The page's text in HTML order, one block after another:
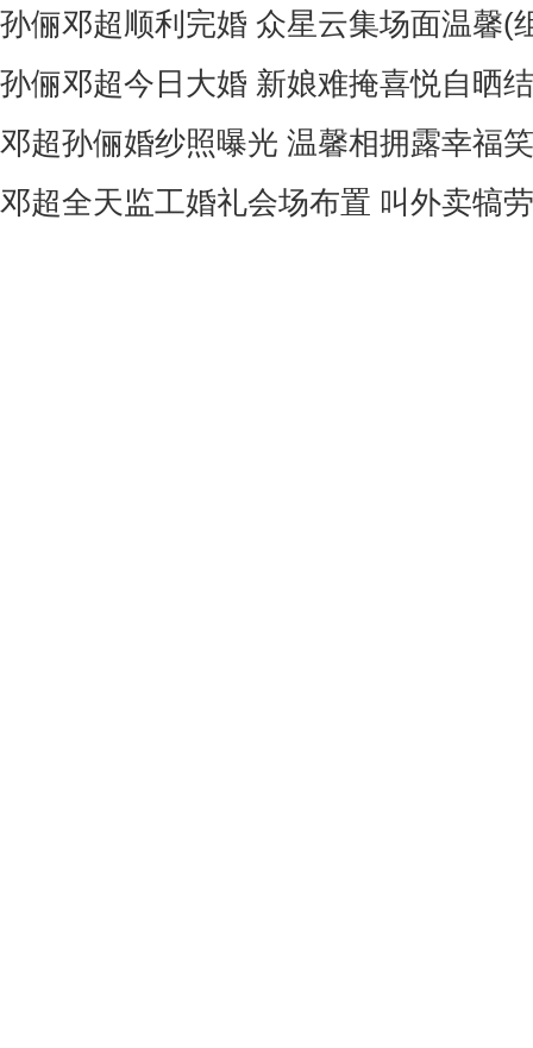
孙俪邓超顺利完婚 众星云集场面温馨(
孙俪邓超今日大婚 新娘难掩喜悦自晒
邓超孙俪婚纱照曝光 温馨相拥露幸福
邓超全天监工婚礼会场布置 叫外卖犒